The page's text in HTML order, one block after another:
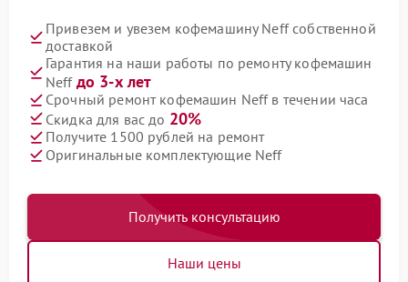
Привезем и увезем кофемашину Neff собственной
доставкой
Гарантия на наши работы по ремонту кофемашин
Neff до 3-х лет
Срочный ремонт кофемашин Neff в течении часа
Скидка для вас до 20%
Получите 1500 рублей на ремонт
Оригинальные комплектующие Neff
Получить консультацию
Наши цены